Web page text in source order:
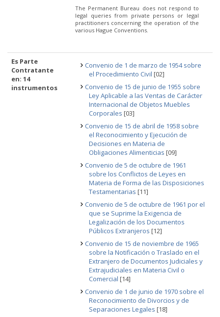
The Permanent Bureau does not respond to
legal queries from private persons or legal
practitioners concerning the operation of the
various Hague Conventions.
Es Parte
Contratante
en: 14
instrumentos
Convenio de 1 de marzo de 1954 sobre
el Procedimiento Civil [02]
Convenio de 15 de junio de 1955 sobre
Ley Aplicable a las Ventas de Carácter
Internacional de Objetos Muebles
Corporales [03]
Convenio de 15 de abril de 1958 sobre
el Reconocimiento y Ejecución de
Decisiones en Materia de
Obligaciones Alimenticias [09]
Convenio de 5 de octubre de 1961
sobre los Conflictos de Leyes en
Materia de Forma de las Disposiciones
Testamentarias [11]
Convenio de 5 de octubre de 1961 por el
que se Suprime la Exigencia de
Legalización de los Documentos
Públicos Extranjeros [12]
Convenio de 15 de noviembre de 1965
sobre la Notificación o Traslado en el
Extranjero de Documentos Judiciales y
Extrajudiciales en Materia Civil o
Comercial [14]
Convenio de 1 de junio de 1970 sobre el
Reconocimiento de Divorcios y de
Separaciones Legales [18]